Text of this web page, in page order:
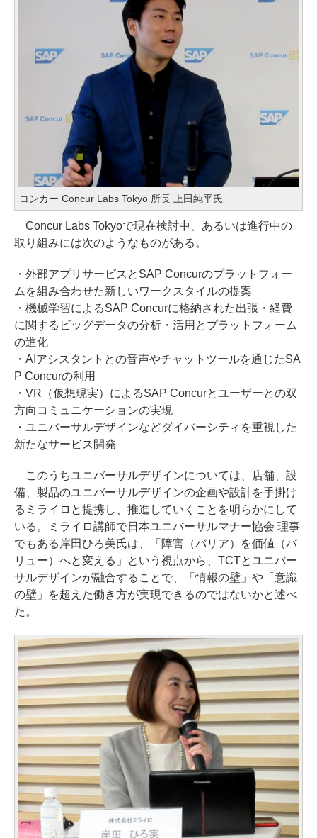
コンカー Concur Labs Tokyo 所長 上田純平氏
Concur Labs Tokyoで現在検討中、あるいは進行中の
取り組みには次のようなものがある。
・外部アプリサービスとSAP Concurのプラットフォー
ムを組み合わせた新しいワークスタイルの提案
・機械学習によるSAP Concurに格納された出張・経費
に関するビッグデータの分析・活用とプラットフォーム
の進化
・AIアシスタントとの音声やチャットツールを通じたSA
P Concurの利用
・VR（仮想現実）によるSAP Concurとユーザーとの双
方向コミュニケーションの実現
・ユニバーサルデザインなどダイバーシティを重視した
新たなサービス開発
このうちユニバーサルデザインについては、店舗、設
備、製品のユニバーサルデザインの企画や設計を手掛け
るミライロと提携し、推進していくことを明らかにして
いる。ミライロ講師で日本ユニバーサルマナー協会 理事
でもある岸田ひろ美氏は、「障害（バリア）を価値（バ
リュー）へと変える」という視点から、TCTとユニバー
サルデザインが融合することで、「情報の壁」や「意識
の壁」を超えた働き方が実現できるのではないかと述べ
た。